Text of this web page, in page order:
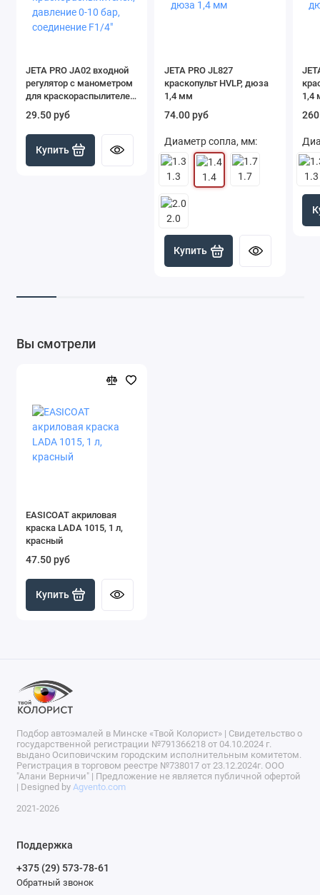
JETA PRO JA02 входной
регулятор с манометром
для краскораспылителей,
давление 0-10 бар,
соединение F1/4"
29.50 руб
Купить
JETA PRO JL827
краскопульт HVLP, дюза
1,4 мм
74.00 руб
Диаметр сопла, мм:
1.3 1.4 1.7
2.0
Купить
1,4
1.3
Вы смотрели
EASICOAT акриловая
краска LADA 1015, 1 л,
красный
47.50 руб
Купить
Подбор автоэмалей в Минске «Твой Колорист» | Свидетельство о
государственной регистрации №791366218 от 04.10.2024 г.
выдано Осиповичским городским исполнительным комитетом.
Регистрация в торговом реестре №738017 от 23.12.2024г. ООО
"Алани Верничи" | Предложение не является публичной офертой
| Designed by Agvento.com
2021-2026
Поддержка
+375 (29) 573-78-61
Обратный звонок